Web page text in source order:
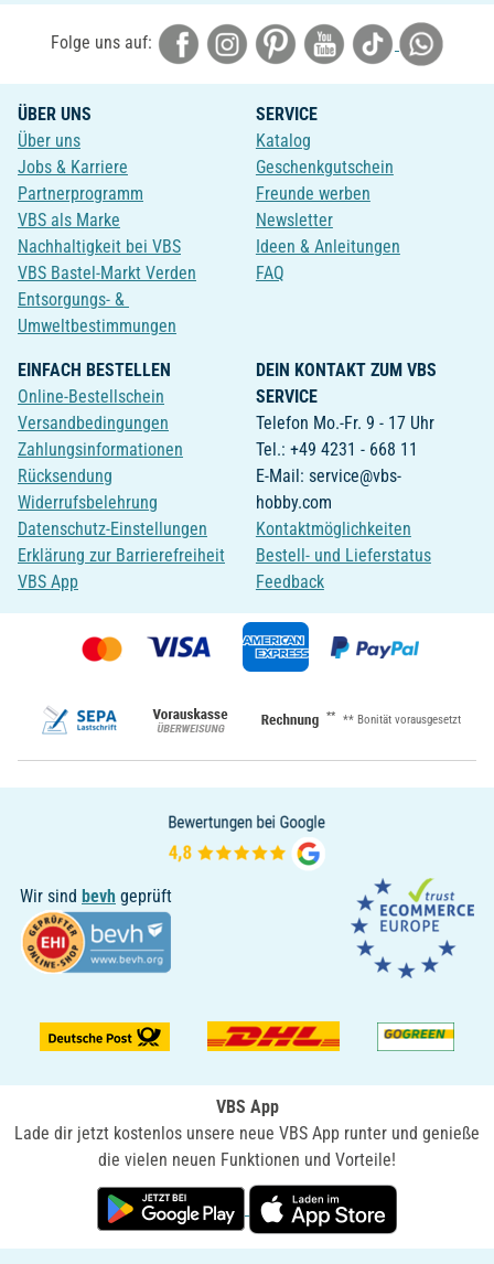
Folge uns auf:
ÜBER UNS
Über uns
Jobs & Karriere
Partnerprogramm
VBS als Marke
Nachhaltigkeit bei VBS
VBS Bastel-Markt Verden
Entsorgungs- &
Umweltbestimmungen
SERVICE
Katalog
Geschenkgutschein
Freunde werben
Newsletter
Ideen & Anleitungen
FAQ
EINFACH BESTELLEN
Online-Bestellschein
Versandbedingungen
Zahlungsinformationen
Rücksendung
Widerrufsbelehrung
Datenschutz-Einstellungen
Erklärung zur Barrierefreiheit
VBS App
DEIN KONTAKT ZUM VBS
SERVICE
Telefon Mo.-Fr. 9 - 17 Uhr
Tel.: +49 4231 - 668 11
E-Mail: service@vbs-
hobby.com
Kontaktmöglichkeiten
Bestell- und Lieferstatus
Feedback
** ** Bonität vorausgesetzt
Wir sind bevh geprüft
VBS App
Lade dir jetzt kostenlos unsere neue VBS App runter und genieße
die vielen neuen Funktionen und Vorteile!